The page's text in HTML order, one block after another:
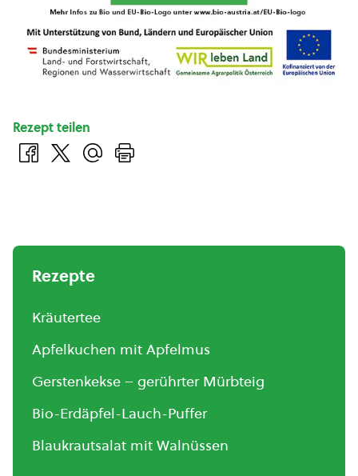
Rezept teilen
Rezepte
Kräutertee
Apfelkuchen mit Apfelmus
Gerstenkekse – gerührter Mürbteig
Bio-Erdäpfel-Lauch-Puffer
Blaukrautsalat mit Walnüssen